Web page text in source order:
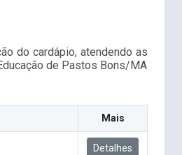
do cardápio, atendendo as
de Pastos Bons/MA
Mais
Detalhes